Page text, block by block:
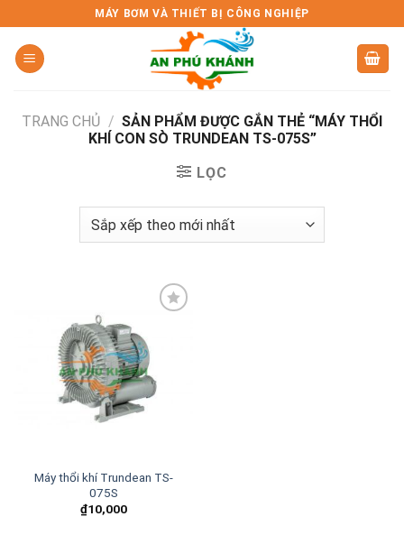
to
content
MÁY BƠM VÀ THIẾT BỊ CÔNG NGHIỆP
TRANG CHỦ / SẢN PHẨM ĐƯỢC GẮN THẺ “MÁY THỔI
KHÍ CON SÒ TRUNDEAN TS-075S”
LỌC
Add to
wishlist
Máy thổi khí Trundean TS-
075S
₫10,000